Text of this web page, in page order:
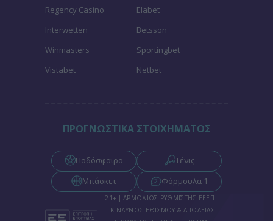
Regency Casino
Elabet
Interwetten
Betsson
Winmasters
Sportingbet
Vistabet
Netbet
ΠΡΟΓΝΩΣΤΙΚΑ ΣΤΟΙΧΗΜΑΤΟΣ
Ποδόσφαιρο
Τένις
Μπάσκετ
Φόρμουλα 1
21+ | ΑΡΜΟΔΙΟΣ ΡΥΘΜΙΣΤΗΣ ΕΕΕΠ |
ΚΙΝΔΥΝΟΣ ΕΘΙΣΜΟΥ & ΑΠΩΛΕΙΑΣ